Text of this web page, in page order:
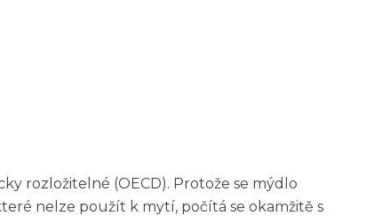
rozložitelné (OECD). Protože se mýdlo
nelze použít k mytí, počítá se okamžitě s